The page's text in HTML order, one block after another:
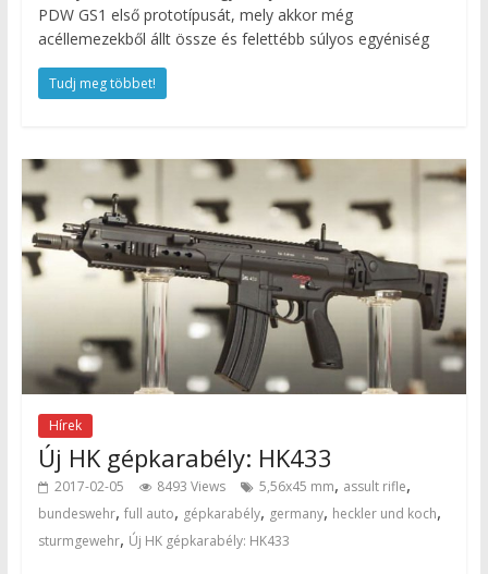
PDW GS1 első prototípusát, mely akkor még
acéllemezekből állt össze és felettébb súlyos egyéniség
Tudj meg többet!
Hírek
Új HK gépkarabély: HK433
2017-02-05 8493 Views 5,56x45 mm, assult rifle,
bundeswehr, full auto, gépkarabély, germany, heckler und koch,
sturmgewehr, Új HK gépkarabély: HK433